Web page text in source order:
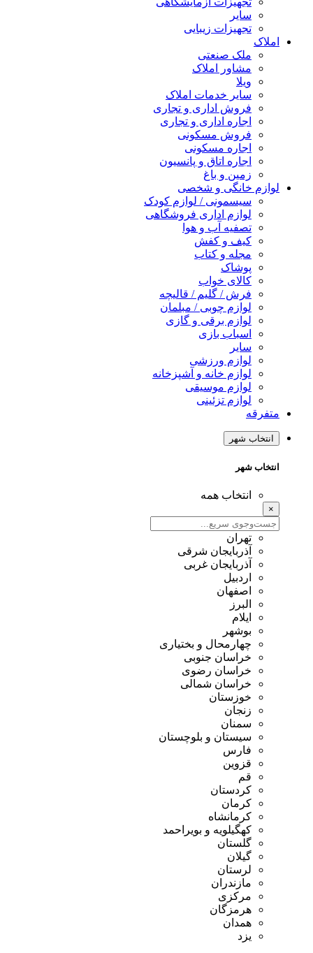
سایر
تجهیزات زیبایی
املاک
ملک صنعتی
مشاور املاک
ویلا
سایر خدمات املاک
فروش اداری و تجاری
اجاره اداری و تجاری
فروش مسکونی
اجاره مسکونی
اجاره اتاق و پانسیون
زمین و باغ
لوازم خانگی و شخصی
سیسمونی / لوازم کودک
لوازم اداری فروشگاهی
تصفیه آب و هوا
کیف و کفش
مجله و کتاب
پوشاک
کالای خواب
فرش / گلیم / قالیچه
لوازم چوبی / مبلمان
لوازم برقی و گازی
اسباب بازی
سایر
لوازم ورزشی
لوازم خانه و آشپزخانه
لوازم موسیقی
لوازم تزئینی
متفرقه
انتخاب شهر
انتخاب شهر
انتخاب همه
×
تهران
آذربایجان شرقی
آذربایجان غربی
اردبیل
اصفهان
البرز
ایلام
بوشهر
چهارمحال و بختیاری
خراسان جنوبی
خراسان رضوی
خراسان شمالی
خوزستان
زنجان
سمنان
سیستان و بلوچستان
فارس
قزوین
قم
کردستان
کرمان
کرمانشاه
کهگیلویه و بویراحمد
گلستان
گیلان
لرستان
مازندران
مرکزی
هرمزگان
همدان
یزد